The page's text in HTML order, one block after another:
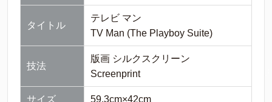
タイトル
テレビ マン
TV Man (The Playboy Suite)
技法
版画 シルクスクリーン
Screenprint
サイズ 59.3cm×42cm